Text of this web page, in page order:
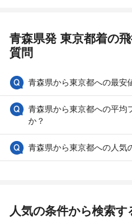
青森県発 東京都着の
質問
青森県から東京都への最安
青森県から東京都への平均
か？
青森県から東京都への人気
人気の条件から検索す